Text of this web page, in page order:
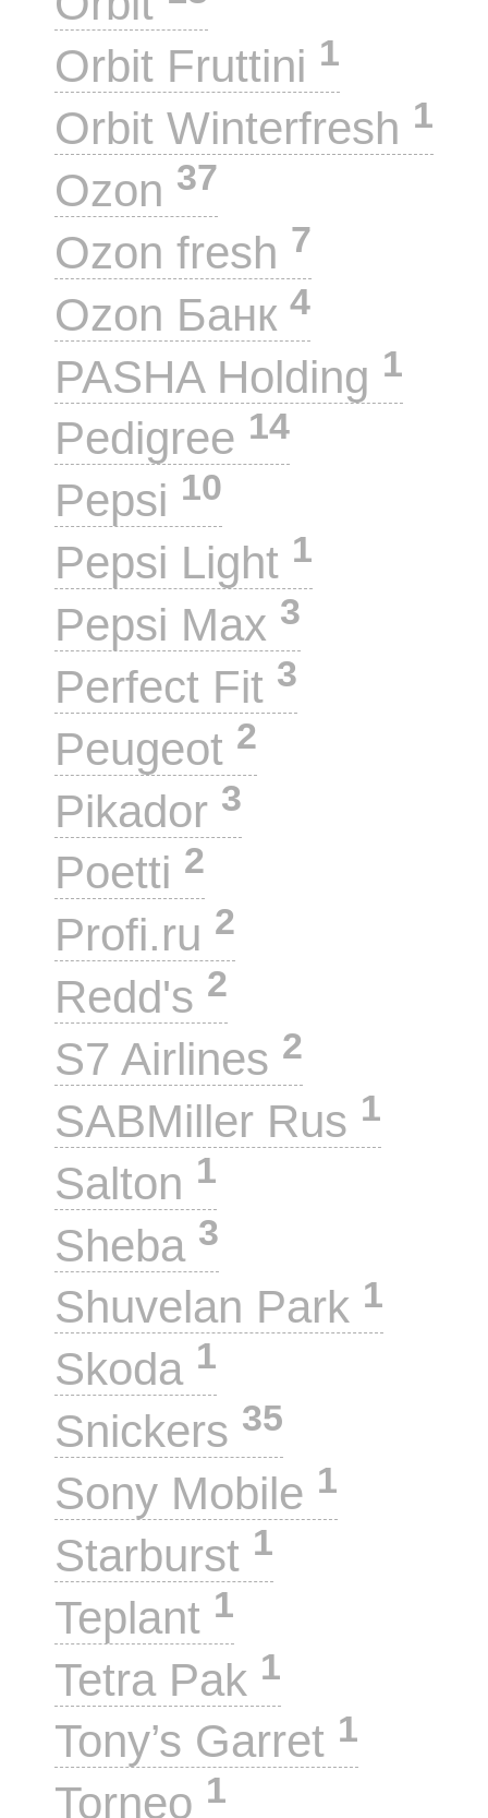
Orbit Fruttini 1
Orbit Winterfresh 1
Ozon 37
Ozon fresh 7
Ozon Банк 4
PASHA Holding 1
Pedigree 14
Pepsi 10
Pepsi Light 1
Pepsi Max 3
Perfect Fit 3
Peugeot 2
Pikador 3
Poetti 2
Profi.ru 2
Redd's 2
S7 Airlines 2
SABMiller Rus 1
Salton 1
Sheba 3
Shuvelan Park 1
Skoda 1
Snickers 35
Sony Mobile 1
Starburst 1
Teplant 1
Tetra Pak 1
Tony’s Garret 1
Torneo 1